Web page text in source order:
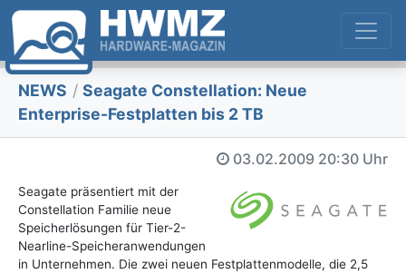
NEWS / Seagate Constellation: Neue
Enterprise-Festplatten bis 2 TB
03.02.2009 20:30 Uhr
Seagate präsentiert mit der
Constellation Familie neue
Speicherlösungen für Tier-2-
Nearline-Speicheranwendungen
in Unternehmen. Die zwei neuen Festplattenmodelle, die 2,5